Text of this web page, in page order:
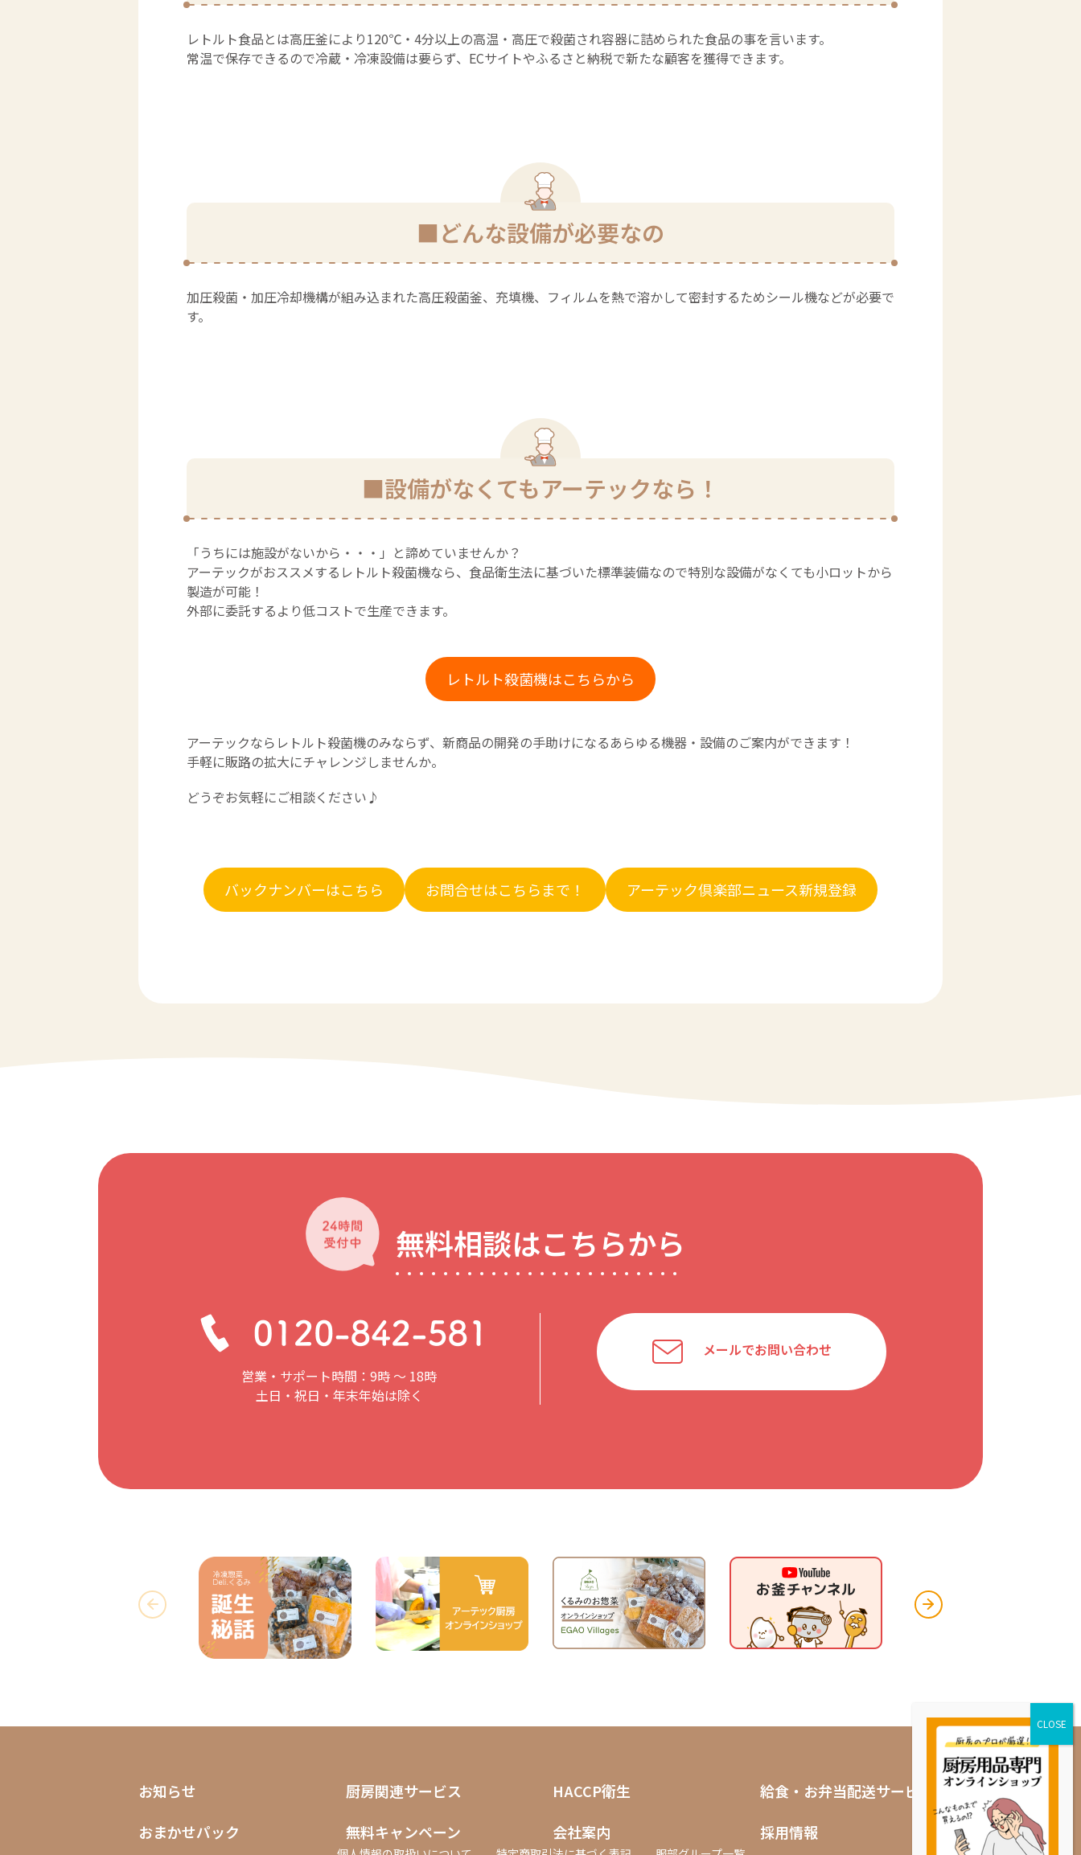
レトルト食品とは高圧釜により120℃・4分以上の高温・高圧で殺菌され容器に詰められた食品の事を言います。
常温で保存できるので冷蔵・冷凍設備は要らず、ECサイトやふるさと納税で新たな顧客を獲得できます。
■どんな設備が必要なの
加圧殺菌・加圧冷却機構が組み込まれた高圧殺菌釜、充填機、フィルムを熱で溶かして密封するためシール機などが必要で
す。
■設備がなくてもアーテックなら！
「うちには施設がないから・・・」と諦めていませんか？
アーテックがおススメするレトルト殺菌機なら、食品衛生法に基づいた標準装備なので特別な設備がなくても小ロットから
製造が可能！
外部に委託するより低コストで生産できます。
レトルト殺菌機はこちらから
アーテックならレトルト殺菌機のみならず、新商品の開発の手助けになるあらゆる機器・設備のご案内ができます！
手軽に販路の拡大にチャレンジしませんか。
どうぞお気軽にご相談ください♪
バックナンバーはこちら お問合せはこちらまで！ アーテック倶楽部ニュース新規登録
無料相談はこちらから
営業・サポート時間：9時 〜 18時
土日・祝日・年末年始は除く
メールでお問い合わせ
お知らせ 厨房関連サービス HACCP衛生
給食・お弁当配送サービス
おまかせパック
無料キャンペーン 会社案内 採用情報